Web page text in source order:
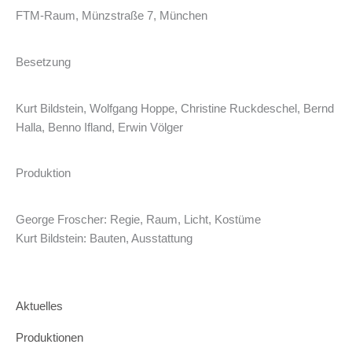
FTM-Raum, Münzstraße 7, München
Besetzung
Kurt Bildstein, Wolfgang Hoppe, Christine Ruckdeschel, Bernd
Halla, Benno Ifland, Erwin Völger
Produktion
George Froscher: Regie, Raum, Licht, Kostüme
Kurt Bildstein: Bauten, Ausstattung
Aktuelles
Produktionen